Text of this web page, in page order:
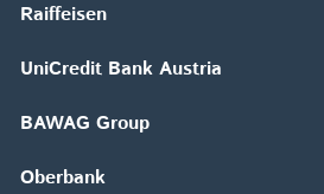
Raiffeisen
UniCredit Bank Austria
BAWAG Group
Oberbank